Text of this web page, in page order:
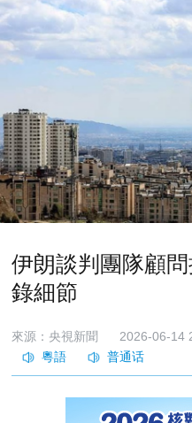
伊朗談判團隊顧
錄細節
來源：央視新聞 2026-06-14